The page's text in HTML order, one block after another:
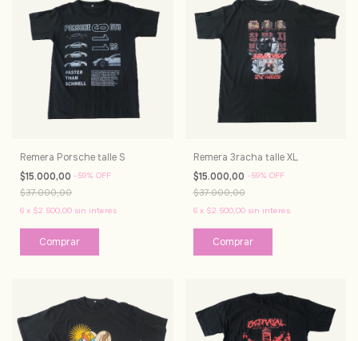
Remera Porsche talle S
$15.000,00 -59% OFF
$37.000,00
6 x $2.500,00 sin interés
Remera 3racha talle XL
$15.000,00 -59% OFF
$37.000,00
6 x $2.500,00 sin interés